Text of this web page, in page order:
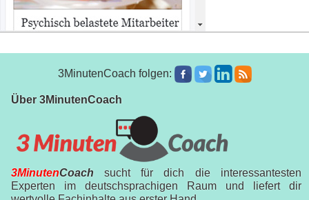
3MinutenCoach folgen:
Über 3MinutenCoach
3MinutenCoach sucht für dich die interessantesten
Experten im deutschsprachigen Raum und liefert dir